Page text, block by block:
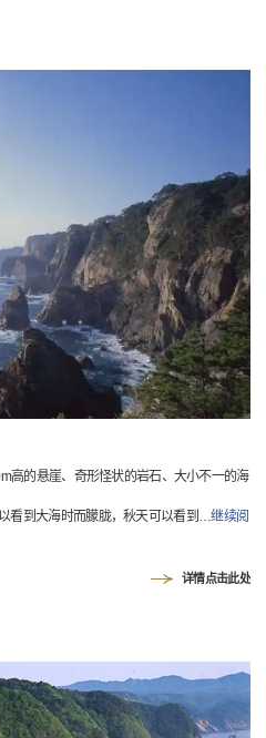
高的悬崖、奇形怪状的岩石、大小不一的海
看到大海时而朦胧，秋天可以看到 …继续阅
详情点击此处